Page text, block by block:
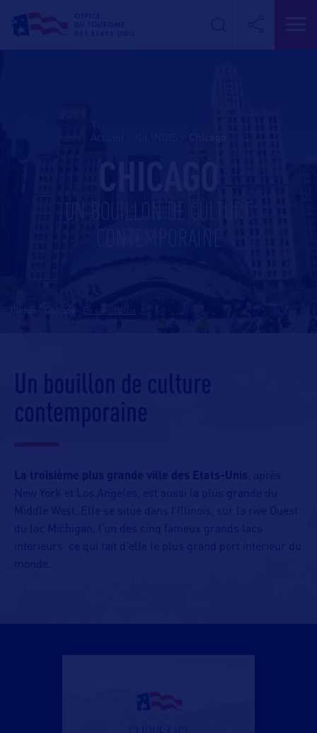
CHICAGO
Illinois - Chicago
Un bouillon de culture
La troisième plus grande ville des Etats-Unis , après
New York et Los Angeles, est aussi la plus grande du
Middle West. Elle se situe dans l’Illinois, sur la rive Ouest
du lac Michigan, l’un des cinq fameux grands lacs
intérieurs, ce qui fait d’elle le plus grand port intérieur du
monde.